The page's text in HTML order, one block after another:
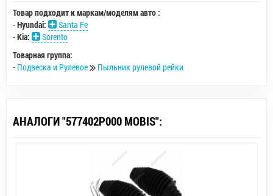
Товар подходит к маркам/моделям авто :
-Hyundai:
Santa Fe
-Kia:
Sorento
Товарная группа:
- Подвеска и Рулевое Пыльник рулевой рейки
АНАЛОГИ "577402P000 MOBIS":